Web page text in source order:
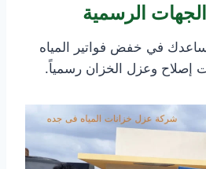
في خفض فواتير المياه
إصلاح وعزل الخزان رسمياً.